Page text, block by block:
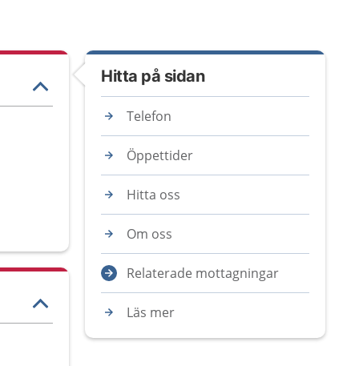
Hitta på sidan
Telefon
Öppettider
Hitta oss
Om oss
Relaterade mottagningar
Läs mer